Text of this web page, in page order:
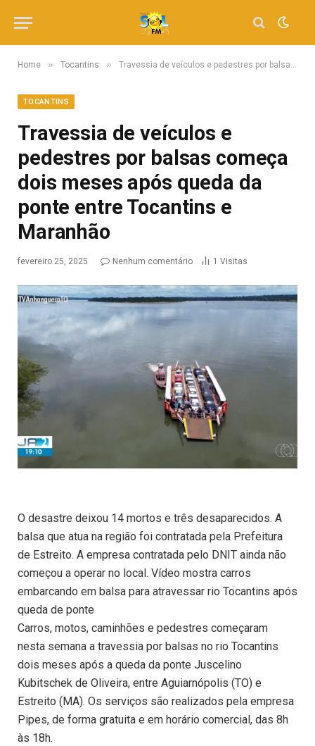
Home » Tocantins » Travessia de veículos e pedestres por balsas começa dois meses após queda da ponte entre Tocantins e Maranhão
TOCANTINS
Travessia de veículos e
pedestres por balsas começa
dois meses após queda da
ponte entre Tocantins e
Maranhão
fevereiro 25, 2025 Nenhum comentário 1 Visitas
O desastre deixou 14 mortos e três desaparecidos. A
balsa que atua na região foi contratada pela Prefeitura
de Estreito. A empresa contratada pelo DNIT ainda não
começou a operar no local. Vídeo mostra carros
embarcando em balsa para atravessar rio Tocantins após
queda de ponte
Carros, motos, caminhões e pedestres começaram
nesta semana a travessia por balsas no rio Tocantins
dois meses após a queda da ponte Juscelino
Kubitschek de Oliveira, entre Aguiarnópolis (TO) e
Estreito (MA). Os serviços são realizados pela empresa
Pipes, de forma gratuita e em horário comercial, das 8h
às 18h.